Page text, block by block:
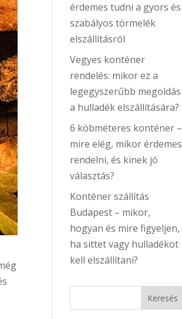
érdemes tudni a gyors és
szabályos törmelék
elszállításról
Vegyes konténer
rendelés: mikor ez a
legegyszerűbb megoldás
a hulladék elszállítására?
6 köbméteres konténer –
mire elég, mikor érdemes
rendelni, és kinek jó
választás?
Konténer szállítás
Budapest – mikor,
hogyan és mire figyeljen,
ha sittet vagy hulladékot
kell elszállítani?